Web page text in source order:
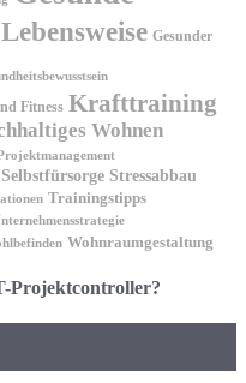
Gesunder
Fitness Krafttraining
Wohnen
Selbstfürsorge Stressabbau
Trainingstipps
Wohnraumgestaltung
Projektcontroller?